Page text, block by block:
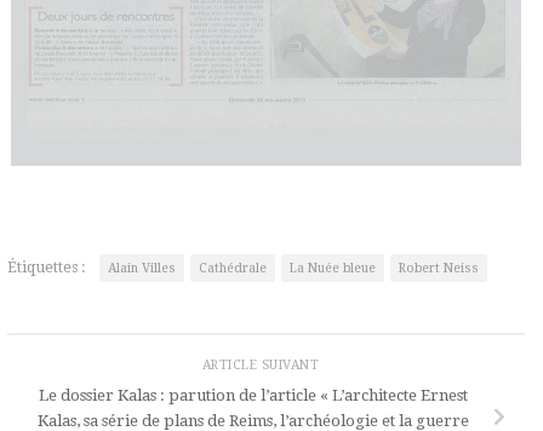
Étiquettes : Alain Villes Cathédrale La Nuée bleue Robert Neiss
ARTICLE SUIVANT
Le dossier Kalas : parution de l’article « L’architecte Ernest
Kalas, sa série de plans de Reims, l’archéologie et la guerre